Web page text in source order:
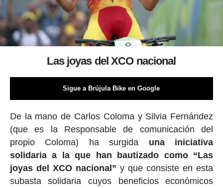
Las joyas del XCO nacional
Sigue a Brújula Bike en Google
De la mano de Carlos Coloma y Silvia Fernández
(que es la Responsable de comunicación del
propio Coloma) ha surgida una iniciativa
solidaria a la que han bautizado como “Las
joyas del XCO nacional” y que consiste en esta
subasta solidaria cuyos beneficios económicos